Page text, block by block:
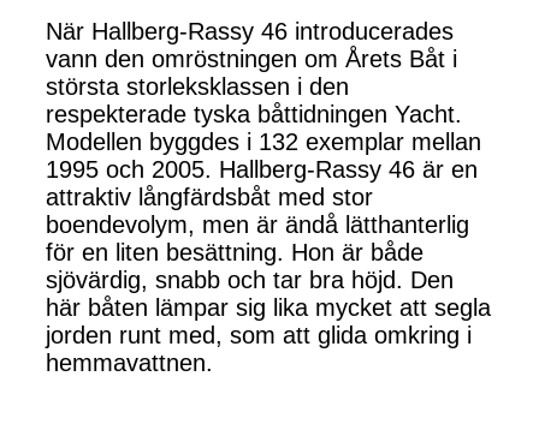
När Hallberg-Rassy 46 introducerades
vann den omröstningen om Årets Båt i
största storleksklassen i den
respekterade tyska båttidningen Yacht.
Modellen byggdes i 132 exemplar mellan
1995 och 2005. Hallberg-Rassy 46 är en
attraktiv långfärdsbåt med stor
boendevolym, men är ändå lätthanterlig
för en liten besättning. Hon är både
sjövärdig, snabb och tar bra höjd. Den
här båten lämpar sig lika mycket att segla
jorden runt med, som att glida omkring i
hemmavattnen.